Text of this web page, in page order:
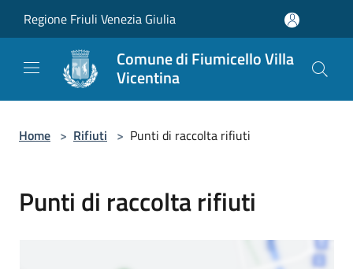
Regione Friuli Venezia Giulia
Comune di Fiumicello Villa
Vicentina
Home > Rifiuti > Punti di raccolta rifiuti
Punti di raccolta rifiuti